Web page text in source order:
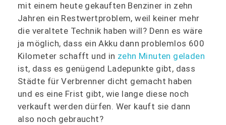
mit einem heute gekauften Benziner in zehn
Jahren ein Restwertproblem, weil keiner mehr
die veraltete Technik haben will? Denn es wäre
ja möglich, dass ein Akku dann problemlos 600
Kilometer schafft und in zehn Minuten geladen
ist, dass es genügend Ladepunkte gibt, dass
Städte für Verbrenner dicht gemacht haben
und es eine Frist gibt, wie lange diese noch
verkauft werden dürfen. Wer kauft sie dann
also noch gebraucht?